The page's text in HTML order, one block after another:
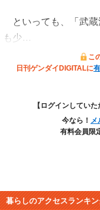
といっても、「武蔵
も少…
こ
日刊ゲンダイDIGITALに
【ログインしてい
今なら！ メ
有料会員限
暮らしのアクセスランキ